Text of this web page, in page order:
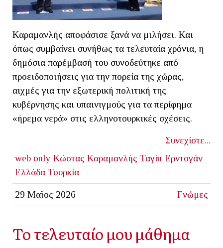
Καραμανλής αποφάσισε ξανά να μιλήσει. Και
όπως συμβαίνει συνήθως τα τελευταία χρόνια, η
δημόσια παρέμβασή του συνοδεύτηκε από
προειδοποιήσεις για την πορεία της χώρας,
αιχμές για την εξωτερική πολιτική της
κυβέρνησης και υπαινιγμούς για τα περίφημα
«ήρεμα νερά» στις ελληνοτουρκικές σχέσεις.
Συνεχίστε...
web only Κώστας Καραμανλής Ταγίπ Ερντογάν
Ελλάδα Τουρκία
29 Μαϊος 2026 Γνώμες
Το τελευταίο μου μάθημα